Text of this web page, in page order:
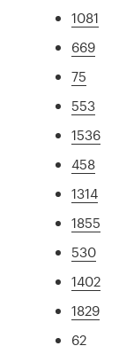
1081
669
75
553
1536
458
1314
1855
530
1402
1829
62